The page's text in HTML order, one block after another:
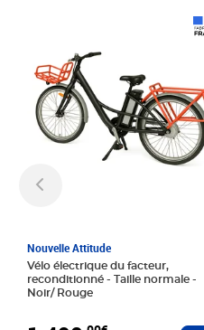
Nouvelle Attitude
Vélo électrique du facteur,
reconditionné - Taille normale -
Noir/ Rouge